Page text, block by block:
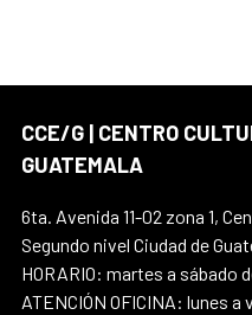
CCE/G | CENTRO
GUATEMALA
6ta. Avenida 11-02 zona 1,
Segundo nivel Ciudad de
HORARIO: martes a sábado
ATENCIÓN OFICINA: lunes